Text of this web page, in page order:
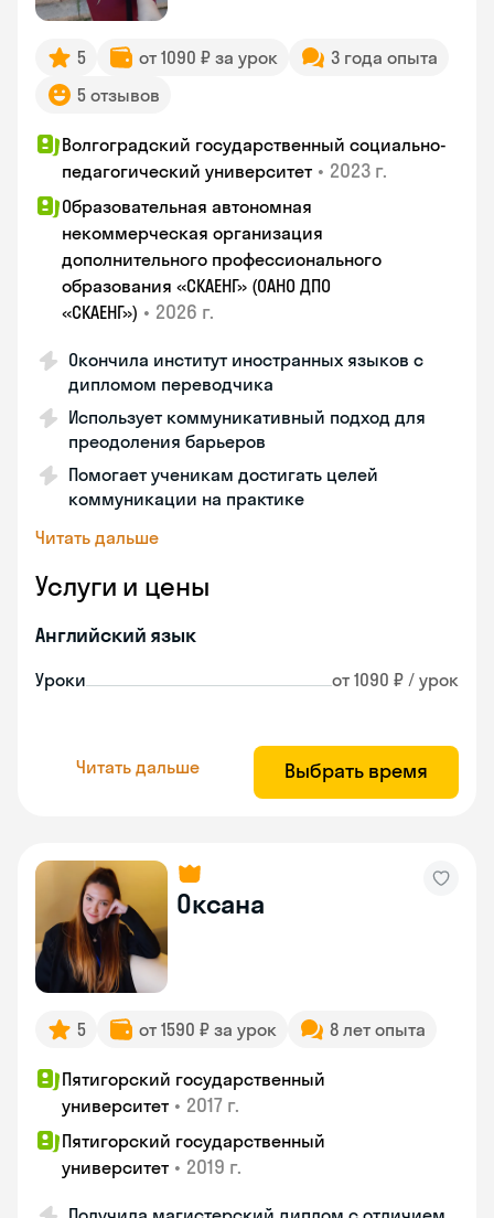
5 от 1090 ₽ за урок
3 года опыта
5 отзывов
Волгоградский государственный социально-
педагогический университет • 2023 г.
Образовательная автономная
некоммерческая организация
дополнительного профессионального
образования «СКАЕНГ» (ОАНО ДПО
«СКАЕНГ») • 2026 г.
Окончила институт иностранных языков с
дипломом переводчика
Использует коммуникативный подход для
преодоления барьеров
Помогает ученикам достигать целей
коммуникации на практике
Читать дальше
Услуги и цены
Английский язык
Уроки от 1090 ₽ / урок
Читать дальше Выбрать время
Оксана
5 от 1590 ₽ за урок 8 лет опыта
Пятигорский государственный
университет • 2017 г.
Пятигорский государственный
университет • 2019 г.